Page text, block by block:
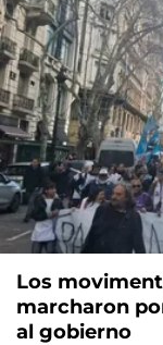
Los
marcharon
al gobierno